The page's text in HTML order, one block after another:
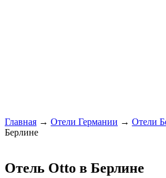
Главная → Отели Германии → Отели
Берлине
Отель Otto в Берлине